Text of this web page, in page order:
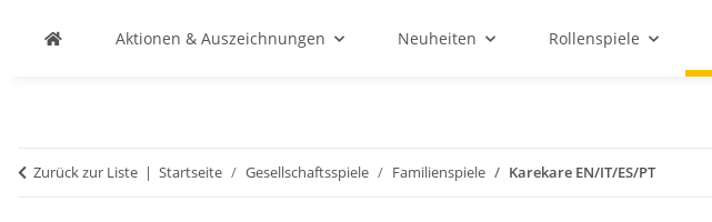
Aktionen & Auszeichnungen Neuheiten Rollenspiele
Zurück zur Liste Startseite Gesellschaftsspiele Familienspiele Karekare EN/IT/ES/PT